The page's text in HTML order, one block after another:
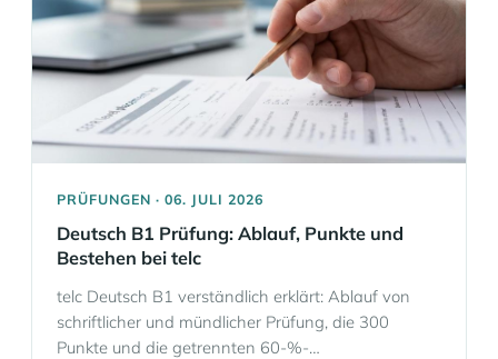
PRÜFUNGEN · 06. JULI 2026
Deutsch B1 Prüfung: Ablauf, Punkte und
Bestehen bei telc
telc Deutsch B1 verständlich erklärt: Ablauf von
schriftlicher und mündlicher Prüfung, die 300
Punkte und die getrennten 60-%-